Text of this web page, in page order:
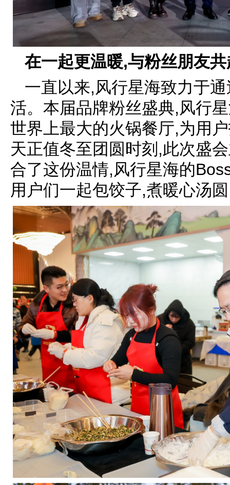
在一起更温暖,与粉丝朋友共
一直以来,风行星海致力于
活。本届品牌粉丝盛典,风行
世界上最大的火锅餐厅,为用
天正值冬至团圆时刻,此次盛
合了这份温情,风行星海的
用户们一起包饺子,煮暖心汤